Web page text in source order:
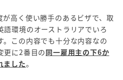
が高く使い勝手のあるビザで、取
環境のオーストラリアでいろ
この内容でも十分な内容なの
更に2番目の同一雇用主の下6か
ました。